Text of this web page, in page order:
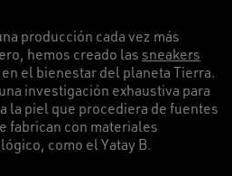
producción cada vez más
hemos creado las sneakers
el bienestar del planeta Tierra.
investigación exhaustiva para
la piel que procediera de fuentes
fabrican con materiales
como el Yatay B.